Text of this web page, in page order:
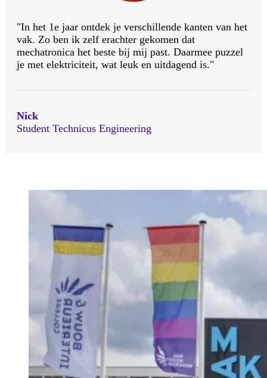
"In het 1e jaar ontdek je verschillende kanten van het
vak. Zo ben ik zelf erachter gekomen dat
mechatronica het beste bij mij past. Daarmee puzzel
je met elektriciteit, wat leuk en uitdagend is."
Nick
Student Technicus Engineering